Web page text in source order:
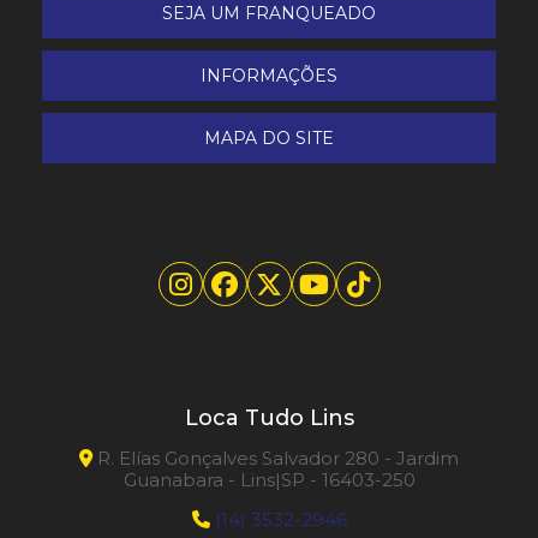
Necessidades
Como o Aluguel de Andaimes Pode Otimizar
Seu Projeto de Construção
Compactador de Solo Sapo vs. Placa
Vibratória: Qual Escolher para Seu Projeto?
Dicas para Encontrar Preços Competitivos
Entenda como Escolher o Container Ideal
para Alugar com Segurança e Economia
Entenda o Impacto do Custo da Locação de
SEJA UM FRANQUEADO
INFORMAÇÕES
MAPA DO SITE
Loca Tudo Lins
R. Elías Gonçalves Salvador 280 - Jardim
Guanabara - Lins|SP - 16403-250
(14) 3532-2946